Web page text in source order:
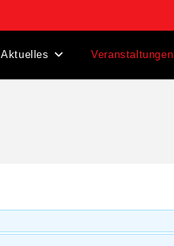
Aktuelles Veranstaltungen